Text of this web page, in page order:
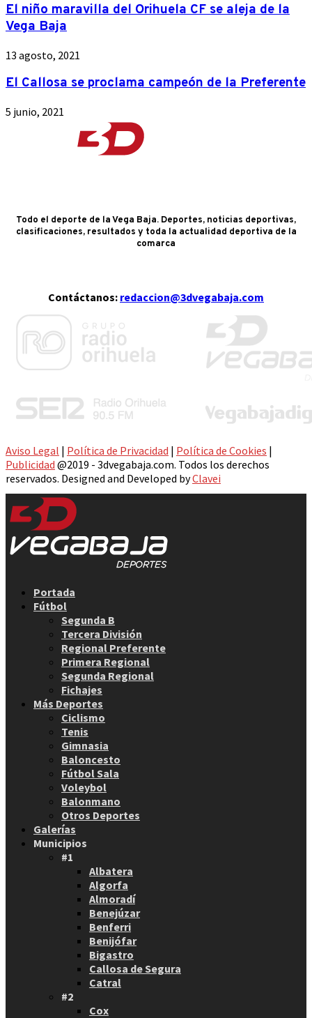
El niño maravilla del Orihuela CF se aleja de la
Vega Baja
13 agosto, 2021
El Callosa se proclama campeón de la Preferente
5 junio, 2021
Todo el deporte de la Vega Baja. Deportes, noticias deportivas,
clasificaciones, resultados y toda la actualidad deportiva de la
comarca
Contáctanos: redaccion@3dvegabaja.com
Aviso Legal | Política de Privacidad | Política de Cookies |
Publicidad @2019 - 3dvegabaja.com. Todos los derechos
reservados. Designed and Developed byClavei
Portada
Fútbol
Segunda B
Tercera División
Regional Preferente
Primera Regional
Segunda Regional
Fichajes
Más Deportes
Ciclismo
Tenis
Gimnasia
Baloncesto
Fútbol Sala
Voleybol
Balonmano
Otros Deportes
Galerías
Municipios
#1
Albatera
Algorfa
Almoradí
Benejúzar
Benferri
Benijófar
Bigastro
Callosa de Segura
Catral
#2
Cox